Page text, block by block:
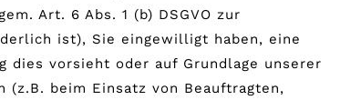
Art. 6 Abs. 1 (b) DSGVO zur
ist), Sie eingewilligt haben, eine
dies vorsieht oder auf Grundlage unserer
(z.B. beim Einsatz von Beauftragten,